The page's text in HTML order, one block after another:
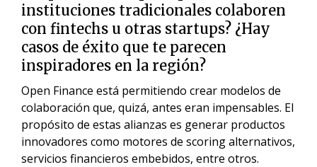
instituciones tradicionales colaboren
con fintechs u otras startups? ¿Hay
casos de éxito que te parecen
inspiradores en la región?
Open Finance está permitiendo crear modelos de
colaboración que, quizá, antes eran impensables. El
propósito de estas alianzas es generar productos
innovadores como motores de scoring alternativos,
servicios financieros embebidos, entre otros.